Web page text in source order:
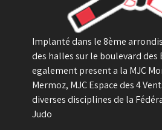
Implanté dans le 8ème
des halles sur le boulevard des
egalement present a la MJC
Mermoz, MJC Espace des 4
diverses disciplines de la
Judo